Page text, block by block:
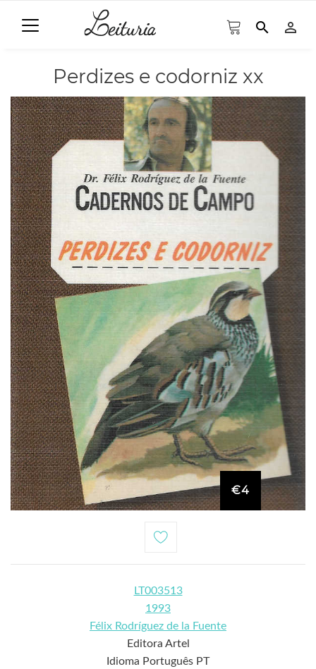
search person_outline
Perdizes e codorniz xx
€4
LT003513
1993
Félix Rodríguez de la Fuente
Editora Artel
Idioma Português PT